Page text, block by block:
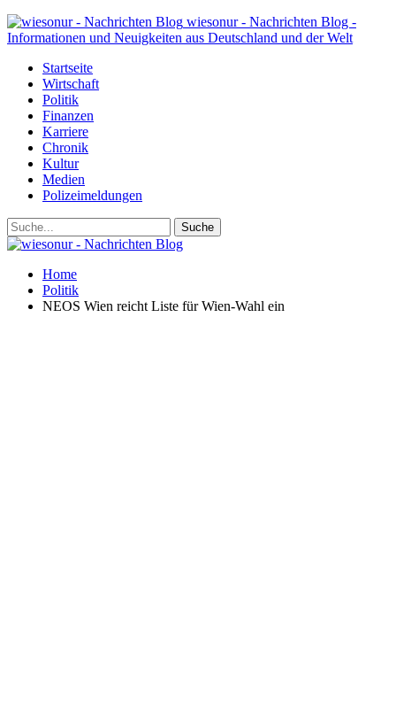
wiesonur - Nachrichten Blog -
Informationen und Neuigkeiten aus Deutschland und der Welt
Startseite
Wirtschaft
Politik
Finanzen
Karriere
Chronik
Kultur
Medien
Polizeimeldungen
Home
Politik
NEOS Wien reicht Liste für Wien-Wahl ein